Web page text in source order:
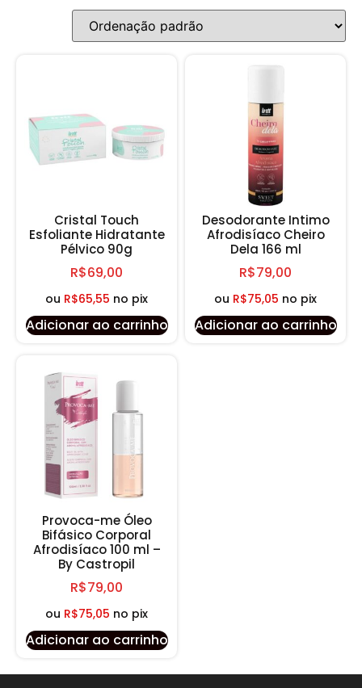
Cristal Touch
Esfoliante Hidratante
Pélvico 90g
R$69,00
ou R$65,55 no pix
Adicionar ao carrinho
Desodorante Intimo
Afrodisíaco Cheiro
Dela 166 ml
R$79,00
ou R$75,05 no pix
Adicionar ao carrinho
Provoca-me Óleo
Bifásico Corporal
Afrodisíaco 100 ml –
By Castropil
R$79,00
ou R$75,05 no pix
Adicionar ao carrinho